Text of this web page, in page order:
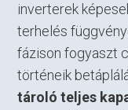
inverterek
terhelés
fázison fogyaszt
történeik
tároló teljes